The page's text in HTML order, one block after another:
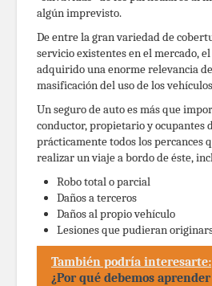
algún imprevisto.
De entre la gran variedad de
servicio existentes en el mercado,
adquirido una enorme relevancia
masificación del uso de los
Un seguro de auto es más que
conductor, propietario y ocupantes
prácticamente todos los percances
realizar un viaje a bordo de éste,
Robo total o parcial
Daños a terceros
Daños al propio vehículo
Lesiones que pudieran
También podría interesarte:
¿Por qué debemos aprender